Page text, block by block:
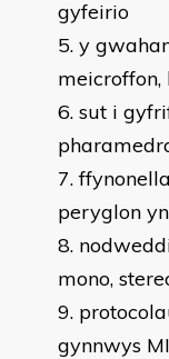
gyfeirio
y
sut i
peryglon
mono,
gynnwys